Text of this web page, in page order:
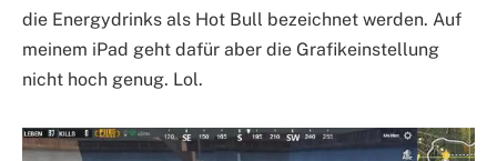
die Energydrinks als Hot Bull bezeichnet werden. Auf
meinem iPad geht dafür aber die Grafikeinstellung
nicht hoch genug. Lol.